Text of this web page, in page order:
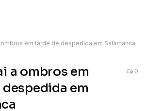
em tarde de despedida em Salamanca
a ombros em
em
0